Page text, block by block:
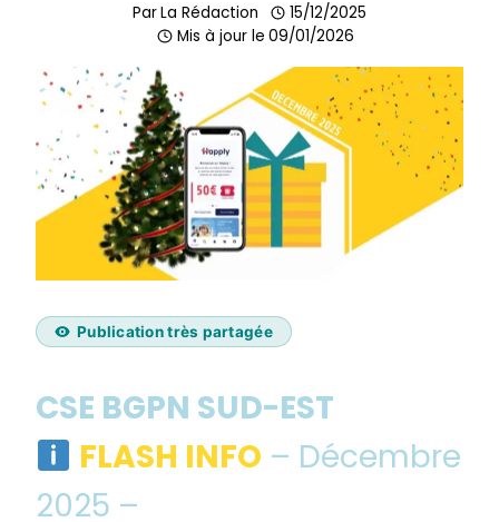
ParLa Rédaction
15/12/2025
Mis à jour le 09/01/2026
Publication très partagée
CSE BGPN SUD-EST
FLASH INFO – Décembre
2025 –